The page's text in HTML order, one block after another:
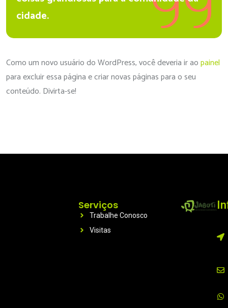
cidade.
Como um novo usuário do WordPress, você deveria ir aopainel
para excluir essa página e criar novas páginas para o seu
conteúdo. Divirta-se!
Serviços
Trabalhe Conosco
Visitas